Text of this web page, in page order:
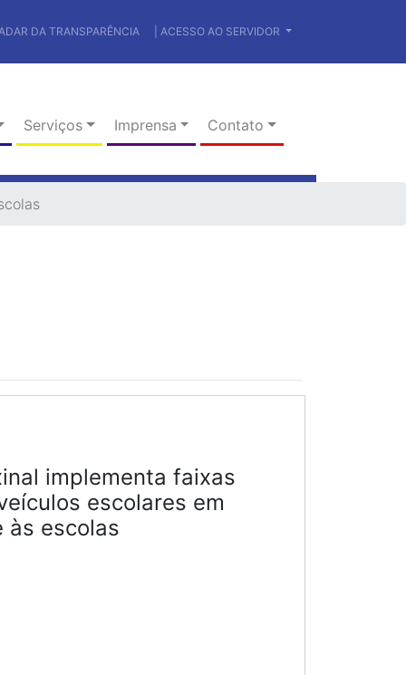
DA TRANSPARÊNCIA | ACESSO AO SERVIDOR
Serviços Imprensa Contato
implementa faixas
escolares em
às escolas